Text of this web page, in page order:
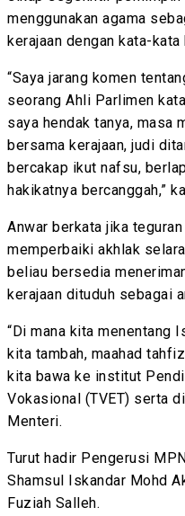
menggunakan agama
kerajaan dengan kata-
“Saya jarang komen
seorang Ahli Parlimen
saya hendak tanya, masa
bersama kerajaan, judi
bercakap ikut nafsu,
hakikatnya bercanggah,”
Anwar berkata jika
memperbaiki akhlak
beliau bersedia
kerajaan dituduh sebagai
“Di mana kita menentang
kita tambah, maahad
kita bawa ke institut
Vokasional (TVET) serta
Menteri.
Turut hadir Pengerusi
Shamsul Iskandar Mohd
Fuziah Salleh.